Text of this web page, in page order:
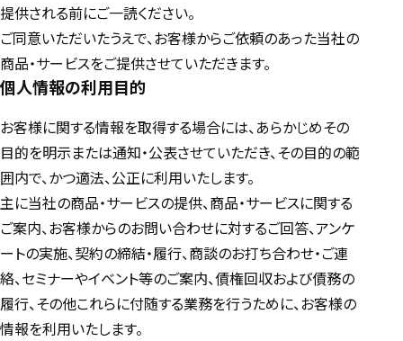
提供される前にご一読ください。
ご同意いただいたうえで、お客様からご依頼のあった当社の
商品・サービスをご提供させていただきます。
個人情報の利用目的
お客様に関する情報を取得する場合には、あらかじめその
目的を明示または通知・公表させていただき、その目的の範
囲内で、かつ適法、公正に利用いたします。
主に当社の商品・サービスの提供、商品・サービスに関する
ご案内、お客様からのお問い合わせに対するご回答、アンケ
ートの実施、契約の締結・履行、商談のお打ち合わせ・ご連
絡、セミナーやイベント等のご案内、債権回収および債務の
履行、その他これらに付随する業務を行うために、お客様の
情報を利用いたします。